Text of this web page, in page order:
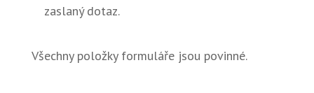
zaslaný dotaz.
Všechny položky formuláře jsou povinné.